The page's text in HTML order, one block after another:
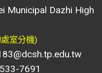
Municipal Dazhi High
室分機)
7691